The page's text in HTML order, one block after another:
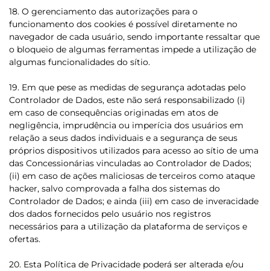
18. O gerenciamento das autorizações para o
funcionamento dos cookies é possível diretamente no
navegador de cada usuário, sendo importante ressaltar que
o bloqueio de algumas ferramentas impede a utilização de
algumas funcionalidades do sítio.
19. Em que pese as medidas de segurança adotadas pelo
Controlador de Dados, este não será responsabilizado (i)
em caso de consequências originadas em atos de
negligência, imprudência ou imperícia dos usuários em
relação a seus dados individuais e a segurança de seus
próprios dispositivos utilizados para acesso ao sítio de uma
das Concessionárias vinculadas ao Controlador de Dados;
(ii) em caso de ações maliciosas de terceiros como ataque
hacker, salvo comprovada a falha dos sistemas do
Controlador de Dados; e ainda (iii) em caso de inveracidade
dos dados fornecidos pelo usuário nos registros
necessários para a utilização da plataforma de serviços e
ofertas.
20. Esta Política de Privacidade poderá ser alterada e/ou